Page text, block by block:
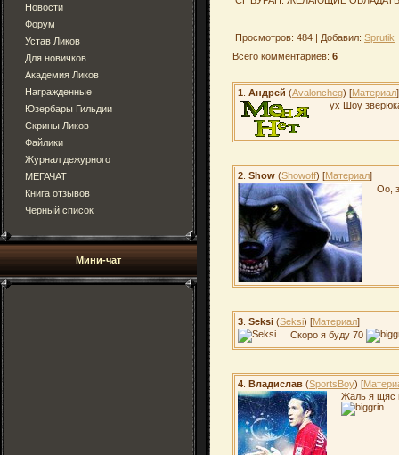
Новости
Форум
Устав Ликов
Для новичков
Академия Ликов
Награжденные
Юзербары Гильдии
Скрины Ликов
Файлики
Журнал дежурного
МЕГАЧАТ
Книга отзывов
Черный список
Мини-чат
Просмотров: 484 | Добавил: Sprutik
Всего комментариев: 6
1 Андрей (Avaloncheg) [Материал]
ух Шоу
2 Show (Showoff) [Материал]
Оо,
3 Seksi (Seksi) [Материал]
Скоро я буду 70
4 Владислав (SportsBoy) [
Жаль я щяс